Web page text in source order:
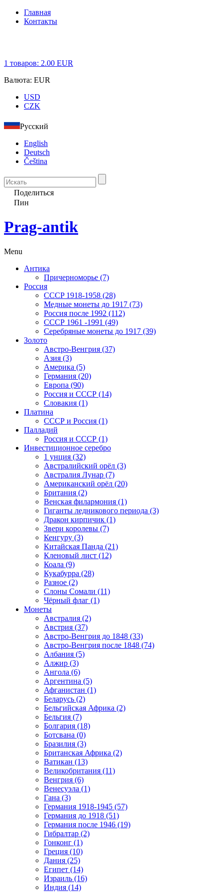
Главная
Контакты
1 товаров: 2.00 EUR
Валюта: EUR
USD
CZK
Русский
English
Deutsch
Čeština
Поделиться
Пин
Prag-antik
Menu
Антика
Причерноморье (7)
Россия
CCCP 1918-1958 (28)
Медные монеты до 1917 (73)
Россия после 1992 (112)
СССР 1961 -1991 (49)
Серебряные монеты до 1917 (39)
Золото
Австро-Венгрия (37)
Азия (3)
Америка (5)
Германия (20)
Европа (90)
Россия и СССР (14)
Словакия (1)
Платина
СССР и Россия (1)
Палладий
Россия и СССР (1)
Инвестиционное серебро
1 унция (32)
Австралийский орёл (3)
Австралия Лунар (7)
Американский орёл (20)
Британия (2)
Венская филармония (1)
Гиганты ледникового периода (3)
Дракон кирпичик (1)
Звери королевы (7)
Кенгуру (3)
Китайская Панда (21)
Кленовый лист (12)
Коала (9)
Кукабурра (28)
Разное (2)
Слоны Сомали (11)
Чёрный флаг (1)
Монеты
Австралия (2)
Австрия (37)
Австро-Венгрия до 1848 (33)
Австро-Венгрия после 1848 (74)
Албания (5)
Алжир (3)
Ангола (6)
Аргентина (5)
Афганистан (1)
Беларусь (2)
Бельгийская Африка (2)
Бельгия (7)
Болгария (18)
Ботсвана (0)
Бразилия (3)
Британская Африка (2)
Ватикан (13)
Великобритания (11)
Венгрия (6)
Венесуэла (1)
Гана (3)
Германия 1918-1945 (57)
Германия до 1918 (51)
Германия после 1946 (19)
Гибралтар (2)
Гонконг (1)
Греция (10)
Дания (25)
Египет (14)
Израиль (16)
Индия (14)